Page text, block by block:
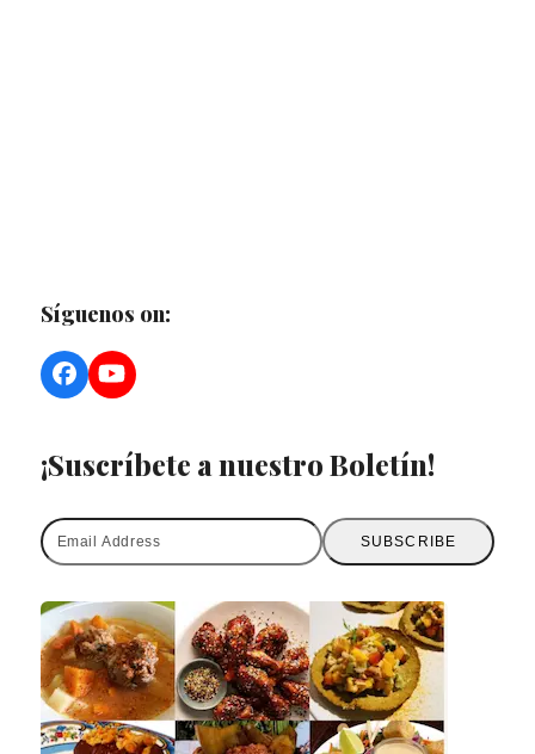
Síguenos on:
Facebook
YouTube
¡Suscríbete a nuestro Boletín!
Email
Address
SUBSCRIBE